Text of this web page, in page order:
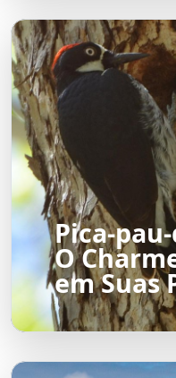
Pica-
O
em Suas